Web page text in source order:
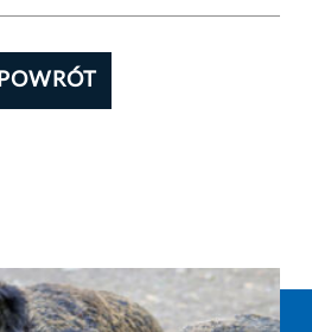
POWRÓT